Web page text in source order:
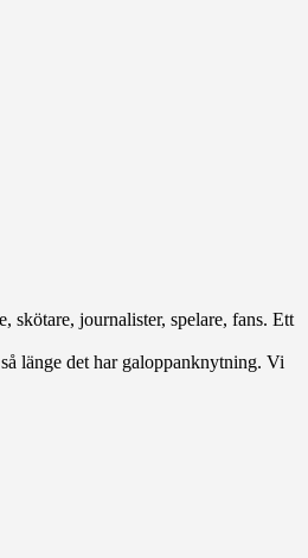
skötare, journalister, spelare, fans. Ett
länge det har galoppanknytning. Vi